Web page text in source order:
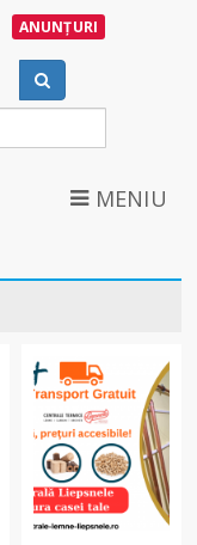
ANUNȚURI
MENIU